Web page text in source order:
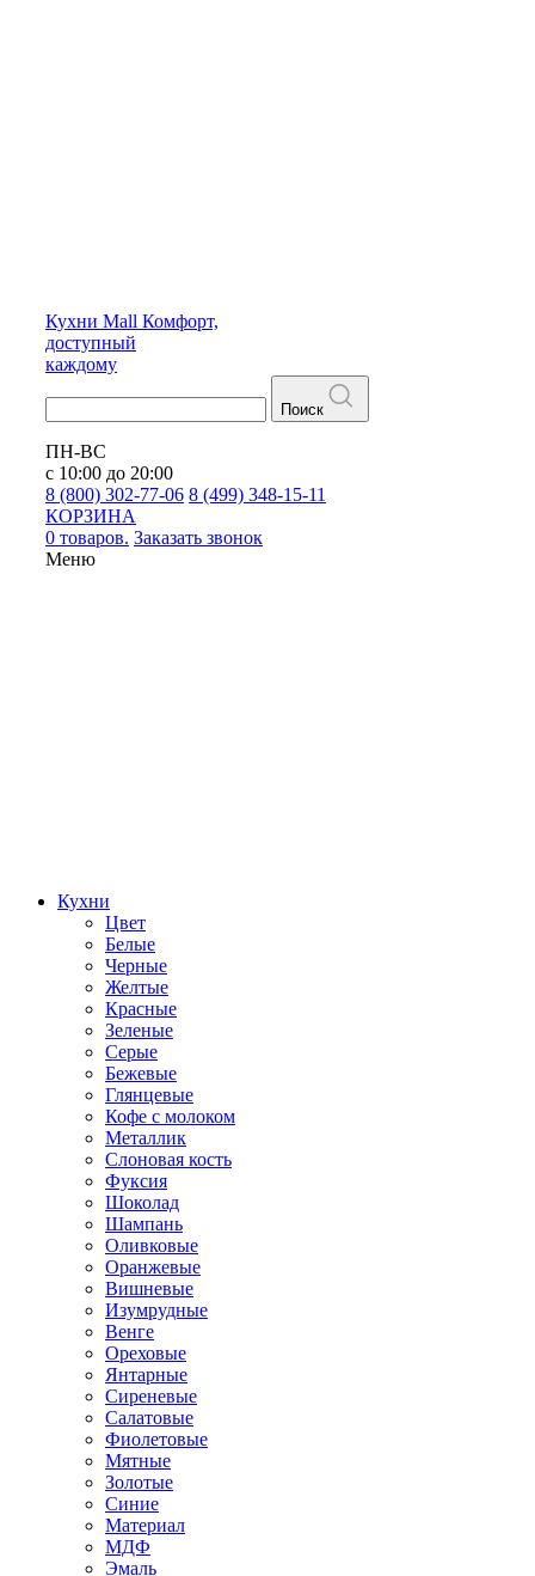
Кухни Mall Комфорт,
доступный
каждому
Поиск
ПН-ВС
с 10:00 до 20:00
8 (800) 302-77-06 8 (499) 348-15-11
КОРЗИНА
0 товаров. Заказать звонок
Меню
Кухни
Цвет
Белые
Черные
Желтые
Красные
Зеленые
Серые
Бежевые
Глянцевые
Кофе с молоком
Металлик
Слоновая кость
Фуксия
Шоколад
Шампань
Оливковые
Оранжевые
Вишневые
Изумрудные
Венге
Ореховые
Янтарные
Сиреневые
Салатовые
Фиолетовые
Мятные
Золотые
Синие
Материал
МДФ
Эмаль